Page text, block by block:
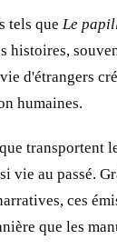
tels que Le
histoires,
d'étrangers
humaines.
transportent
vie au passé.
ces
que les